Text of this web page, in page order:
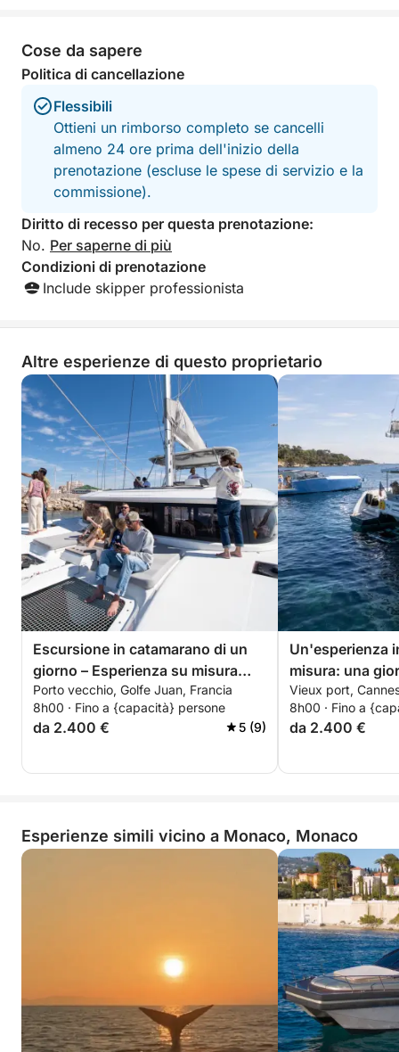
come preferite:
itinerario flessibile, pause per nuotare, durata
adattabile…
L'imbarcazione è completamente attrezzata per il
vostro comfort:
aria condizionata, spazio interno con bagno e
doccia, ampie zone relax… tutto è pensato per una
giornata spensierata.
un'esperienza perfettamente in linea con le vostre
aspettative.
La durata può essere adattata (6 ore, mezza
giornata, ecc.) in base ai vostri programmi.
Sono disponibili opzioni aggiuntive per arricchire la
vostra esperienza (bevande premium, sport
acquatici, ecc.).
Non dovete far altro che immaginare la vostra
giornata ideale… al resto pensiamo noi!
Cose da sapere
Politica di cancellazione
Flessibili
Ottieni un rimborso completo se cancelli
almeno 24 ore prima dell'inizio della
prenotazione (escluse le spese di servizio e la
commissione).
Diritto di recesso per questa prenotazione:
No. Per saperne di più
Condizioni di prenotazione
Include skipper professionista
Altre esperienze di questo proprietario
Escursione in catamarano di un
giorno – Esperienza su misura
con partenza da Golfe-Juan
Porto vecchio, Golfe Juan, Francia
8h00 · Fino a {capacità} persone
da 2.400 € 5 (9)
Un'esperienza
misura: una
nella baia di
Vieux port,
8h00 · Fino a
da 2.400 €
Esperienze simili vicino a Monaco, Monaco